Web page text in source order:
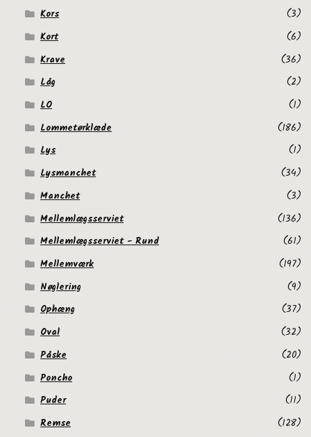
Kors
(3)
Kort
(6)
Krave
(36)
Låg
(2)
LO
(1)
Lommetørklæde
(186)
Lys
(1)
Lysmanchet
(34)
Manchet
(3)
Mellemlægsserviet
(136)
Mellemlægsserviet - Rund
(61)
Mellemværk
(197)
Nøglering
(9)
Ophæng
(37)
Oval
(32)
Påske
(20)
Poncho
(1)
Puder
(11)
Remse
(128)